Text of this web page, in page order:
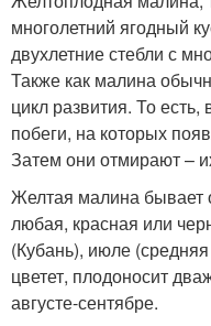
многолетний ягодный
двухлетние стебли с
Также как малина
цикл развития. То
побеги, на которых
Затем они отмирают –
Желтая малина бывает
любая, красная или
(Кубань), июле
цветет, плодоносит
августе-сентябре.